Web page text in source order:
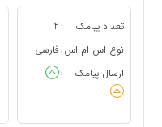
تعداد پیامک :
2
نوع اس ام اس : فارسی
ارسال پیامک
: